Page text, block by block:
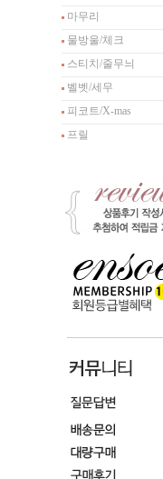
마무리
물방울/체크
스티치/줄무늬
벨벳/세무
피코트/X-mas
프릴